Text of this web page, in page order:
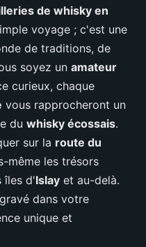
de whisky en
voyage ; c'est une
de traditions, de
soyez un amateur
curieux, chaque
vous rapprocheront un
du whisky écossais.
sur la route du
même les trésors
îles d'Islay et au-delà.
dans votre
unique et